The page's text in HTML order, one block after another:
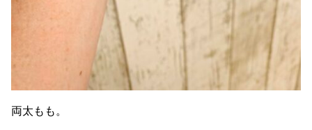
両太もも。